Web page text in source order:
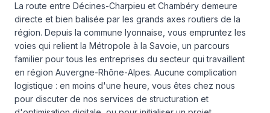
La route entre Décines-Charpieu et Chambéry demeure
directe et bien balisée par les grands axes routiers de la
région. Depuis la commune lyonnaise, vous empruntez les
voies qui relient la Métropole à la Savoie, un parcours
familier pour tous les entreprises du secteur qui travaillent
en région Auvergne-Rhône-Alpes. Aucune complication
logistique : en moins d'une heure, vous êtes chez nous
pour discuter de nos services de structuration et